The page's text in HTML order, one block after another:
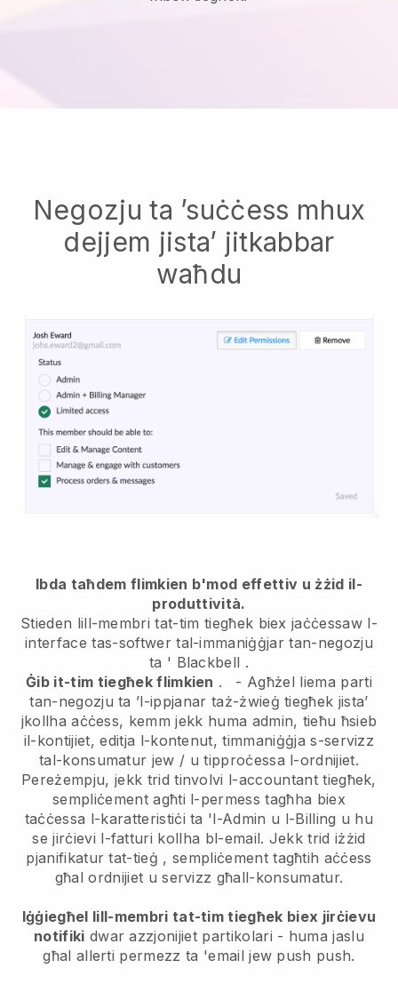
Negozju ta ’suċċess mhux
dejjem jista’ jitkabbar
waħdu
Ibda taħdem flimkien b'mod effettiv u żżid il-
produttività.
Stieden lill-membri tat-tim tiegħek biex jaċċessaw l-
interface tas-softwer tal-immaniġġjar tan-negozju
ta ' Blackbell .
Ġib it-tim tiegħek flimkien . - Agħżel liema parti
tan-negozju ta ’l-ippjanar taż-żwieġ tiegħek jista’
jkollha aċċess, kemm jekk huma admin, tieħu ħsieb
il-kontijiet, editja l-kontenut, timmaniġġja s-servizz
tal-konsumatur jew / u tipproċessa l-ordnijiet.
Pereżempju, jekk trid tinvolvi l-accountant tiegħek,
sempliċement agħti l-permess tagħha biex
taċċessa l-karatteristiċi ta 'l-Admin u l-Billing u hu
se jirċievi l-fatturi kollha bl-email. Jekk trid iżżid
pjanifikatur tat-tieġ , sempliċement tagħtih aċċess
għal ordnijiet u servizz għall-konsumatur.
Iġġiegħel lill-membri tat-tim tiegħek biex jirċievu
notifiki dwar azzjonijiet partikolari - huma jaslu
għal allerti permezz ta 'email jew push push.